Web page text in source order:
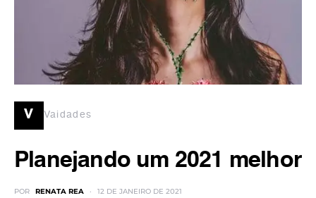
v Vaidades
Planejando um 2021 melhor
POR RENATA REA 12 DE JANEIRO DE 2021